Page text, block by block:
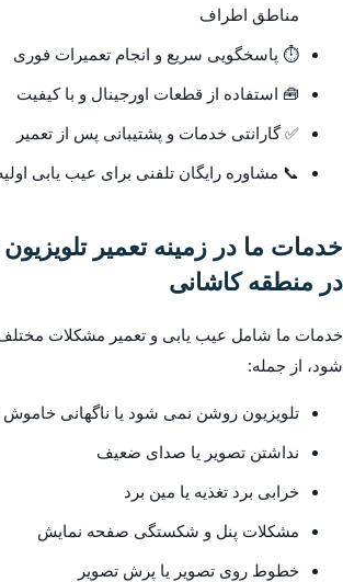
مناطق اطراف
⏱️ پاسخگویی سریع و انجام تعمیرات فوری
🧰 استفاده از قطعات اورجینال و با کیفیت
✅ گارانتی خدمات و پشتیبانی پس از تعمیر
📞 مشاوره رایگان تلفنی برای عیب یابی
خدمات ما در زمینه تعمیر
در منطقه کاشانی
خدمات ما شامل عیب یابی و تعمیر مشکلات
شود، از جمله:
تلویزیون روشن نمی شود یا ناگهانی
نداشتن تصویر یا صدای ضعیف
خرابی برد تغذیه یا مین برد
مشکلات پنل و شکستگی صفحه نمایش
خطوط روی تصویر یا پرش تصویر